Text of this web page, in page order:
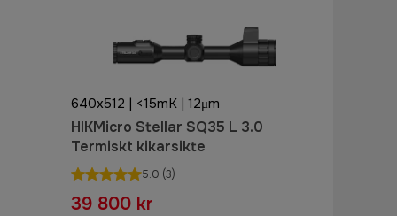
640x512 | <15mK | 12μm
HIKMicro Stellar SQ35 L 3.0
Termiskt kikarsikte
5.0 (3)
39 800 kr